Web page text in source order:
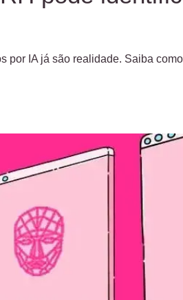
por IA já são realidade. Saiba